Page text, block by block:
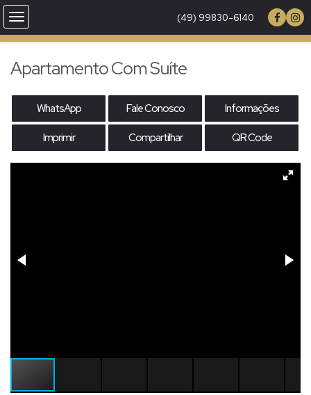
(49) 99830-6140
Apartamento Com Suíte
WhatsApp Fale Conosco Informações
Imprimir Compartilhar QR Code